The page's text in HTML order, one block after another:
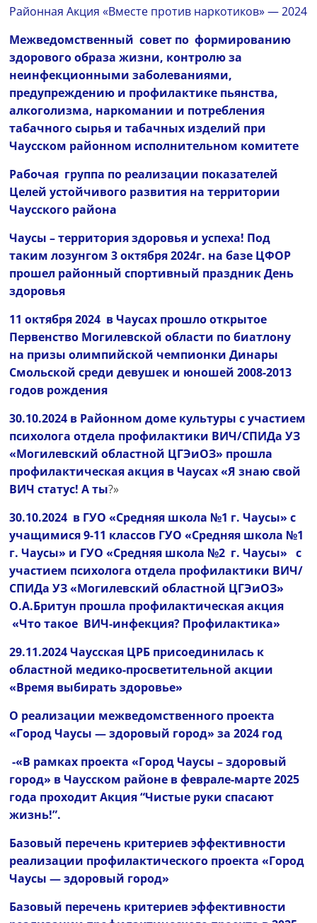
Районная Акция «Вместе против наркотиков» — 2024
Межведомственный совет по формированию
здорового образа жизни, контролю за
неинфекционными заболеваниями,
предупреждению и профилактике пьянства,
алкоголизма, наркомании и потребления
табачного сырья и табачных изделий при
Чаусском районном исполнительном комитете
Рабочая группа по реализации показателей
Целей устойчивого развития на территории
Чаусского района
Чаусы – территория здоровья и успеха! Под
таким лозунгом 3 октября 2024г. на базе ЦФОР
прошел районный спортивный праздник День
здоровья
11 октября 2024 в Чаусах прошло открытое
Первенство Могилевской области по биатлону
на призы олимпийской чемпионки Динары
Смольской среди девушек и юношей 2008-2013
годов рождения
30.10.2024 в Районном доме культуры с участием
психолога отдела профилактики ВИЧ/СПИДа УЗ
«Могилевский областной ЦГЭиОЗ» прошла
профилактическая акция в Чаусах «Я знаю свой
ВИЧ статус! А ты?»
30.10.2024 в ГУО «Средняя школа №1 г. Чаусы» с
учащимися 9-11 классов ГУО «Средняя школа №1
г. Чаусы» и ГУО «Средняя школа №2 г. Чаусы» с
участием психолога отдела профилактики ВИЧ/
СПИДа УЗ «Могилевский областной ЦГЭиОЗ»
О.А.Бритун прошла профилактическая акция
«Что такое ВИЧ-инфекция? Профилактика»
29.11.2024 Чаусская ЦРБ присоединилась к
областной медико-просветительной акции
«Время выбирать здоровье»
О реализации межведомственного проекта
«Город Чаусы — здоровый город» за 2024 год
-«В рамках проекта «Город Чаусы – здоровый
город» в Чаусском районе в феврале-марте 2025
года проходит Акция “Чистые руки спасают
жизнь!”.
Базовый перечень критериев эффективности
реализации профилактического проекта «Город
Чаусы — здоровый город»
Базовый перечень критериев эффективности